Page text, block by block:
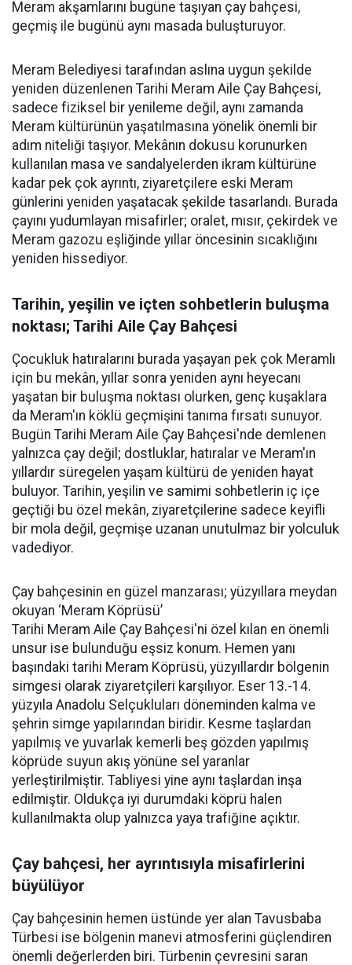
Meram akşamlarını bugüne taşıyan çay bahçesi,
geçmiş ile bugünü aynı masada buluşturuyor.
Meram Belediyesi tarafından aslına uygun şekilde
yeniden düzenlenen Tarihi Meram Aile Çay Bahçesi,
sadece fiziksel bir yenileme değil, aynı zamanda
Meram kültürünün yaşatılmasına yönelik önemli bir
adım niteliği taşıyor. Mekânın dokusu korunurken
kullanılan masa ve sandalyelerden ikram kültürüne
kadar pek çok ayrıntı, ziyaretçilere eski Meram
günlerini yeniden yaşatacak şekilde tasarlandı. Burada
çayını yudumlayan misafirler; oralet, mısır, çekirdek ve
Meram gazozu eşliğinde yıllar öncesinin sıcaklığını
yeniden hissediyor.
Tarihin, yeşilin ve içten sohbetlerin buluşma
noktası; Tarihi Aile Çay Bahçesi
Çocukluk hatıralarını burada yaşayan pek çok Meramlı
için bu mekân, yıllar sonra yeniden aynı heyecanı
yaşatan bir buluşma noktası olurken, genç kuşaklara
da Meram'ın köklü geçmişini tanıma fırsatı sunuyor.
Bugün Tarihi Meram Aile Çay Bahçesi'nde demlenen
yalnızca çay değil; dostluklar, hatıralar ve Meram'ın
yıllardır süregelen yaşam kültürü de yeniden hayat
buluyor. Tarihin, yeşilin ve samimi sohbetlerin iç içe
geçtiği bu özel mekân, ziyaretçilerine sadece keyifli
bir mola değil, geçmişe uzanan unutulmaz bir yolculuk
vadediyor.
Çay bahçesinin en güzel manzarası; yüzyıllara meydan
okuyan ‘Meram Köprüsü’
Tarihi Meram Aile Çay Bahçesi'ni özel kılan en önemli
unsur ise bulunduğu eşsiz konum. Hemen yanı
başındaki tarihi Meram Köprüsü, yüzyıllardır bölgenin
simgesi olarak ziyaretçileri karşılıyor. Eser 13.-14.
yüzyıla Anadolu Selçukluları döneminden kalma ve
şehrin simge yapılarından biridir. Kesme taşlardan
yapılmış ve yuvarlak kemerli beş gözden yapılmış
köprüde suyun akış yönüne sel yaranlar
yerleştirilmiştir. Tabliyesi yine aynı taşlardan inşa
edilmiştir. Oldukça iyi durumdaki köprü halen
kullanılmakta olup yalnızca yaya trafiğine açıktır.
Çay bahçesi, her ayrıntısıyla misafirlerini
büyülüyor
Çay bahçesinin hemen üstünde yer alan Tavusbaba
Türbesi ise bölgenin manevi atmosferini güçlendiren
önemli değerlerden biri. Türbenin çevresini saran